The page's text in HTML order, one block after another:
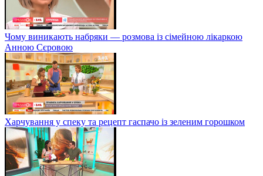
Чому виникають набряки — розмова із сімейною лікаркою
Анною Сєровою
Харчування у спеку та рецепт гаспачо із зеленим горошком